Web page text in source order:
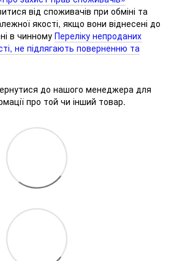
від споживачів при обміні та
якості, якщо вони віднесені до
в чинному Переліку непроданих
не підлягають поверненню та
до нашого менеджера для
про той чи інший товар.